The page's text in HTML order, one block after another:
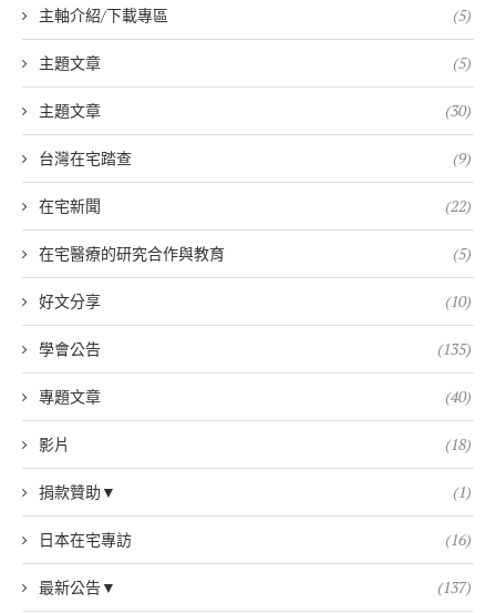
主軸介紹/下載專區 (5)
主題文章 (5)
主題文章 (30)
台灣在宅踏查 (9)
在宅新聞 (22)
在宅醫療的研究合作與教育 (5)
好文分享 (10)
學會公告 (135)
專題文章 (40)
影片 (18)
捐款贊助▼ (1)
日本在宅專訪 (16)
最新公告▼ (137)